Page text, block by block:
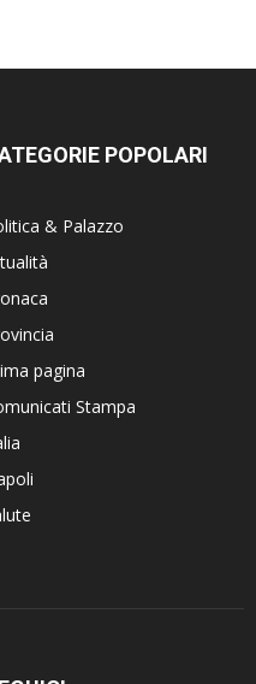
POPOLARI
& Palazzo
pagina
Stampa